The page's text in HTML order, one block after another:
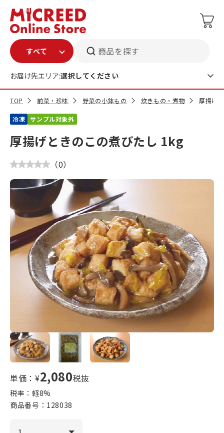
商品を探す
お届け先エリア:選択してください
TOP 前菜・珍味 野菜の小鉢もの 炊きもの・煮物 厚揚げ
冷凍 サンプル対象外
厚揚げときのこの煮びたし 1kg
（0）
単価：¥2,080税抜
税率：軽8%
商品番号： 128038